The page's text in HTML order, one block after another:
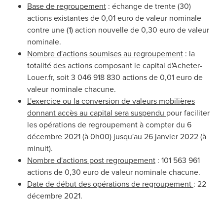
Base de regroupement : échange de trente (30)
actions existantes de0,01 eurode valeur nominale
contre une (1) action nouvelle de0,30 eurode valeur
nominale.
Nombre d'actions soumises au regroupement : la
totalité des actions composant le capital d'Acheter-
Louer.fr, soit 3 046 918 830 actions de0,01 eurode
valeur nominale chacune.
L'exercice ou la conversion de valeurs mobilières
donnant accès au capital sera suspendu pour faciliter
les opérations de regroupement à compter du 6
décembre 2021 (à 0h00) jusqu'au 26 janvier 2022 (à
minuit).
Nombre d'actions post regroupement : 101 563 961
actions de0,30 eurode valeur nominale chacune.
Date de début des opérations de regroupement : 22
décembre 2021.